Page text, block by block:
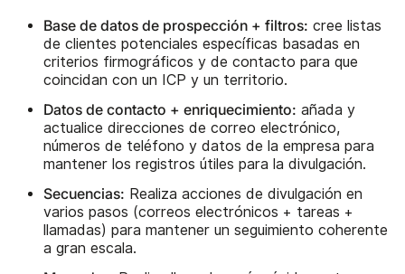
Base de datos de prospección + filtros: cree listas
de clientes potenciales específicas basadas en
criterios firmográficos y de contacto para que
coincidan con un ICP y un territorio.
Datos de contacto + enriquecimiento: añada y
actualice direcciones de correo electrónico,
números de teléfono y datos de la empresa para
mantener los registros útiles para la divulgación.
Secuencias: Realiza acciones de divulgación en
varios pasos (correos electrónicos + tareas +
llamadas) para mantener un seguimiento coherente
a gran escala.